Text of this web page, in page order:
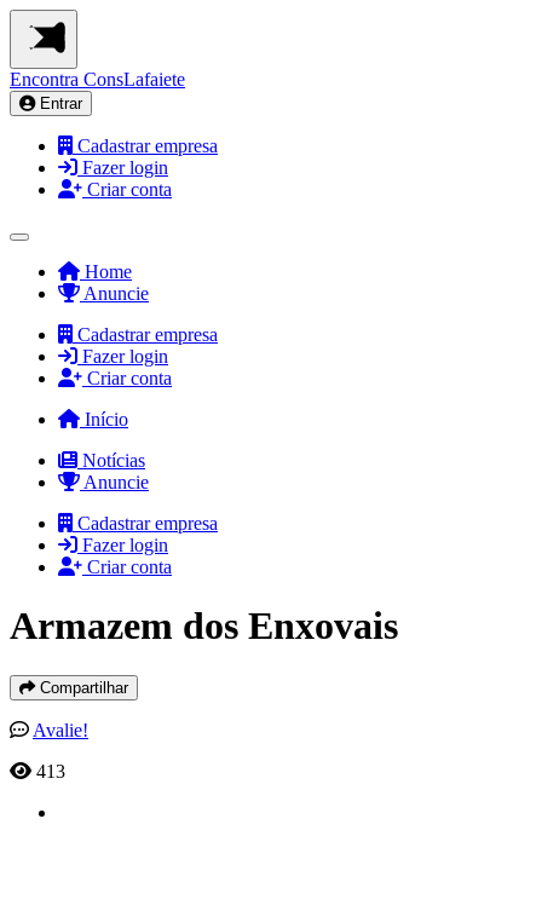
Encontra ConsLafaiete
Entrar
Cadastrar empresa
Fazer login
Criar conta
Home
Anuncie
Cadastrar empresa
Fazer login
Criar conta
Início
Notícias
Anuncie
Cadastrar empresa
Fazer login
Criar conta
Armazem dos Enxovais
Compartilhar
Avalie!
413